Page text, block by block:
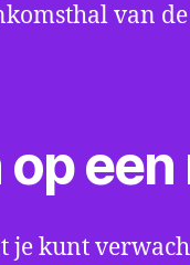
van
je kunt